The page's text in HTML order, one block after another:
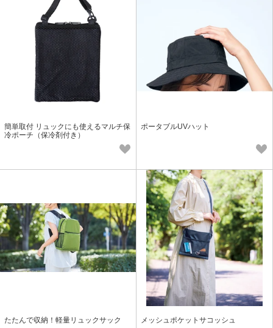
簡単取付 リュックにも使えるマルチ保
冷ポーチ（保冷剤付き）
ポータブルUVハット
たたんで収納！軽量リュックサック メッシュポケットサコッシュ